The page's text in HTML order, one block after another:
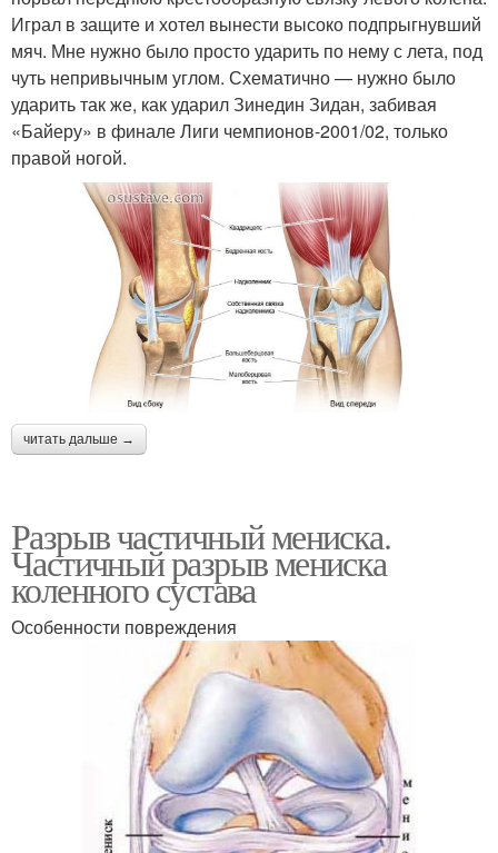
Играл в защите и хотел вынести высоко подпрыгнувший
мяч. Мне нужно было просто ударить по нему с лета, под
чуть непривычным углом. Схематично — нужно было
ударить так же, как ударил Зинедин Зидан, забивая
«Байеру» в финале Лиги чемпионов-2001/02, только
правой ногой.
читать дальше →
Разрыв частичный мениска.
Частичный разрыв мениска
коленного сустава
Особенности повреждения